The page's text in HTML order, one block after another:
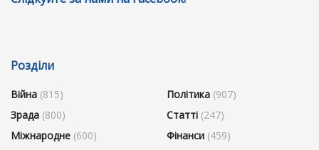
Розділи
Війна (815)
Зрада (800)
Міжнародне (600)
Політика (907)
Статті (247)
Фінанси (459)